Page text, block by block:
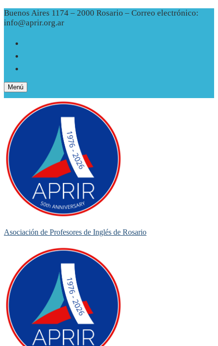
Ir
al
contenido
Menú
Cerrar
Buenos Aires 1174 – 2000 Rosario – Correo electrónico:
info@aprir.org.ar
Menú
Asociación de Profesores de Inglés de Rosario